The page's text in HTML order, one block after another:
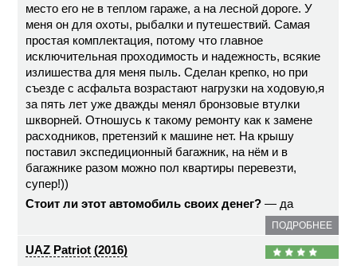
место его не в теплом гараже, а на лесной дороге. У
меня он для охоты, рыбалки и путешествий. Самая
простая комплектация, потому что главное
исключительная проходимость и надежность, всякие
излишества для меня пыль. Сделан крепко, но при
съезде с асфальта возрастают нагрузки на ходовую,я
за пять лет уже дважды менял бронзовые втулки
шкворней. Отношусь к такому ремонту как к замене
расходников, претензий к машине нет. На крышу
поставил экспедиционный багажник, на нём и в
багажнике разом можно пол квартиры перевезти,
супер!))
Стоит ли этот автомобиль своих денег? — да
ПОДРОБНЕЕ
UAZ Patriot (2016)